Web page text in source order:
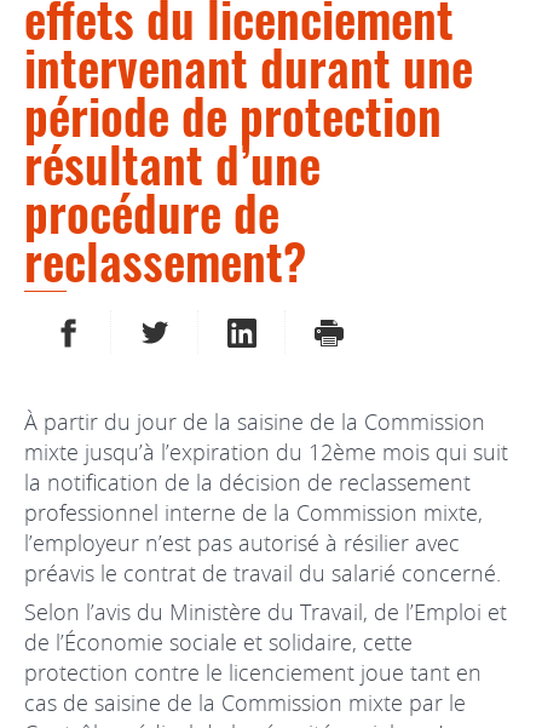
effets du licenciement
intervenant durant une
période de protection
résultant d’une
procédure de
reclassement?
PARTAGER SUR FACEBOOK
PARTAGER SUR TWITTER
PARTAGER SUR LINKEDIN
IMPRIMER
À partir du jour de la saisine de la Commission
mixte jusqu’à l’expiration du 12ème mois qui suit
la notification de la décision de reclassement
professionnel interne de la Commission mixte,
l’employeur n’est pas autorisé à résilier avec
préavis le contrat de travail du salarié concerné.
Selon l’avis du Ministère du Travail, de l’Emploi et
de l’Économie sociale et solidaire, cette
protection contre le licenciement joue tant en
cas de saisine de la Commission mixte par le